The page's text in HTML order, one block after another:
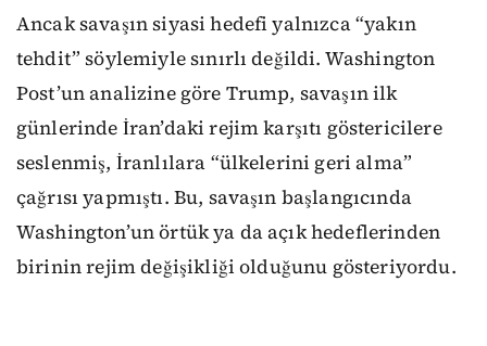
Ancak savaşın siyasi hedefi yalnızca “yakın
tehdit” söylemiyle sınırlı değildi. Washington
Post’un analizine göre Trump, savaşın ilk
günlerinde İran’daki rejim karşıtı göstericilere
seslenmiş, İranlılara “ülkelerini geri alma”
çağrısı yapmıştı. Bu, savaşın başlangıcında
Washington’un örtük ya da açık hedeflerinden
birinin rejim değişikliği olduğunu gösteriyordu.